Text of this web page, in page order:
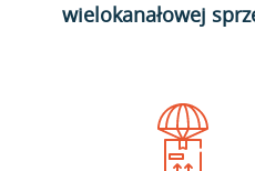
wielokanałowej